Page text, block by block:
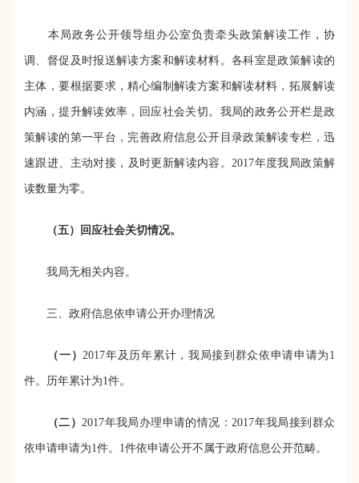
本局政务公开领导组办公室负责牵头政策解读工作，协
调、督促及时报送解读方案和解读材料。各科室是政策解读的
主体，要根据要求，精心编制解读方案和解读材料，拓展解读
内涵，提升解读效率，回应社会关切。我局的政务公开栏是政
策解读的第一平台，完善政府信息公开目录政策解读专栏，迅
速跟进、主动对接，及时更新解读内容。2017年度我局政策解
读数量为零。
（五）回应社会关切情况。
我局无相关内容。
三、政府信息依申请公开办理情况
（一） 2017年及历年累计，我局接到群众依申请申请为1
件。历年累计为1件。
（二） 2017年我局办理申请的情况：2017年我局接到群众
依申请申请为1件。1件依申请公开不属于政府信息公开范畴。